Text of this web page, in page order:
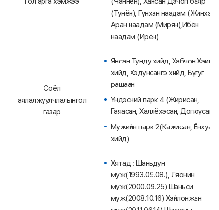
(Тунён), Гүнхан наадам (Жинхэ),
Аран наадам (Мирян),Ибён
наадам (Ирён)
Соёл
аялалжуулчлалынгол
газар
Янсан Тунду хийд, Хабчон Хэин
хийд, Хэдунсангэ хийд, Бүгуг
рашаан
Үндэсний парк 4 (Жирисан,
Гаяасан, Халлёхэсан, Догюүсан)
Мужийн парк 2(Кажисан, Ёнхуа
хийд)
Хятад : Шаньдун
муж(1993.09.08.), Ляонин
муж(2000.09.25) Шаньси
муж(2008.10.16) Хэйлонжан